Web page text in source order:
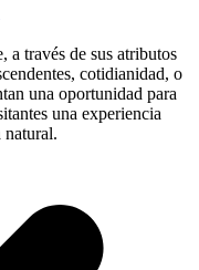
a través de sus atributos
cotidianidad, o
una oportunidad para
una experiencia
natural.